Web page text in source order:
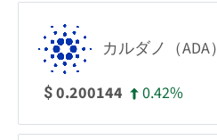
カルダノ（ADA）
$0.200144 0.42%